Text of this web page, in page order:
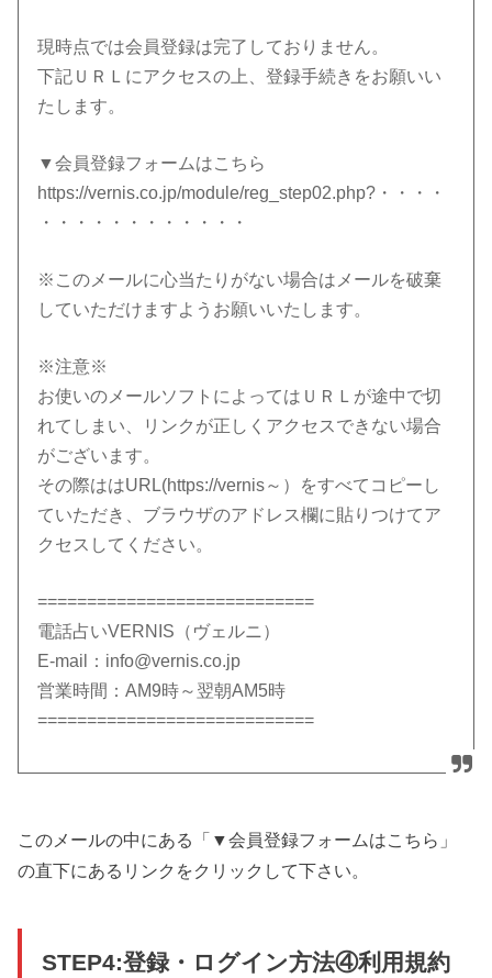
現時点では会員登録は完了しておりません。
下記ＵＲＬにアクセスの上、登録手続きをお願いい
たします。
▼会員登録フォームはこちら
https://vernis.co.jp/module/reg_step02.php?・・・・
・・・・・・・・・・・・
※このメールに心当たりがない場合はメールを破棄
していただけますようお願いいたします。
※注意※
お使いのメールソフトによってはＵＲＬが途中で切
れてしまい、リンクが正しくアクセスできない場合
がございます。
その際ははURL(https://vernis～）をすべてコピーし
ていただき、ブラウザのアドレス欄に貼りつけてア
クセスしてください。
============================
電話占いVERNIS（ヴェルニ）
E-mail：info@vernis.co.jp
営業時間：AM9時～翌朝AM5時
============================
このメールの中にある「▼会員登録フォームはこちら」
の直下にあるリンクをクリックして下さい。
STEP4:登録・ログイン方法④利用規約